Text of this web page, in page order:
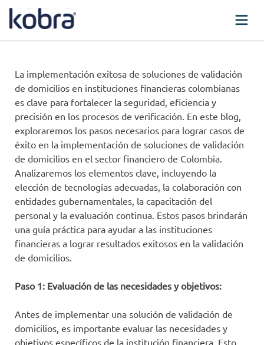
La implementación exitosa de soluciones de validación
de domicilios en instituciones financieras colombianas
es clave para fortalecer la seguridad, eficiencia y
precisión en los procesos de verificación. En este blog,
exploraremos los pasos necesarios para lograr casos de
éxito en la implementación de soluciones de validación
de domicilios en el sector financiero de Colombia.
Analizaremos los elementos clave, incluyendo la
elección de tecnologías adecuadas, la colaboración con
entidades gubernamentales, la capacitación del
personal y la evaluación continua. Estos pasos brindarán
una guía práctica para ayudar a las instituciones
financieras a lograr resultados exitosos en la validación
de domicilios.
Paso 1: Evaluación de las necesidades y objetivos:
Antes de implementar una solución de validación de
domicilios, es importante evaluar las necesidades y
objetivos específicos de la institución financiera. Esto